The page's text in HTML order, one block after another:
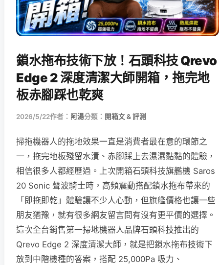
鎖水拖布技術下放！石頭科技 Qrevo
Edge 2 深度清潔大師開箱，拖完地
板赤腳踩也乾爽
2026/5/22作者： 阿湯分類： 開箱文 & 評測
掃拖機器人的拖地效果一直是消費者最在意的環節之
一，拖完地板殘留水漬、赤腳踩上去濕濕黏黏的體驗，
相信很多人都經歷過。上次開箱石頭科技旗艦機 Saros
20 Sonic 聲波騎士時，高頻震動搭配鎖水拖布帶來的
「即拖即乾」體驗讓不少人心動，但旗艦價格也讓一些
朋友猶豫，就有很多網友留言問有沒有更平價的選擇。
這次全台銷售第一掃地機器人品牌石頭科技推出的
Qrevo Edge 2 深度清潔大師，就是把鎖水拖布技術下
放到中階機種的答案，搭配 25,000Pa 吸力、